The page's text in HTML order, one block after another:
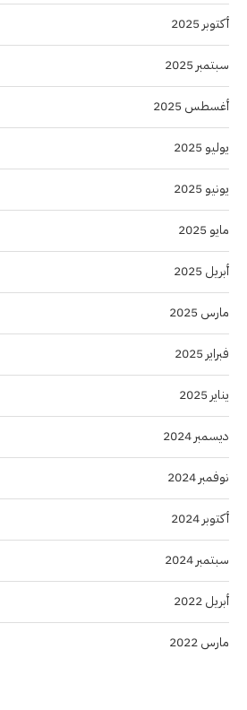
أكتوبر 2025
سبتمبر 2025
أغسطس 2025
يوليو 2025
يونيو 2025
مايو 2025
أبريل 2025
مارس 2025
فبراير 2025
يناير 2025
ديسمبر 2024
نوفمبر 2024
أكتوبر 2024
سبتمبر 2024
أبريل 2022
مارس 2022